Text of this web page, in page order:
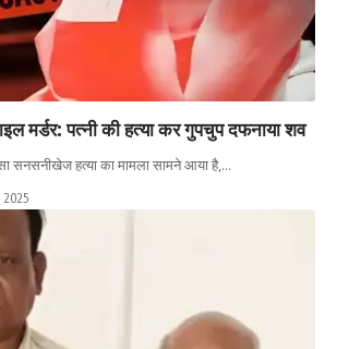
मर्डर: पत्नी की हत्या कर गुपचुप दफनाया शव
सनसनीखेज हत्या का मामला सामने आया है,…
2025